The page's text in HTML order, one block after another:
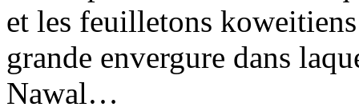
et les feuilletons
grande envergure dans
Nawal…